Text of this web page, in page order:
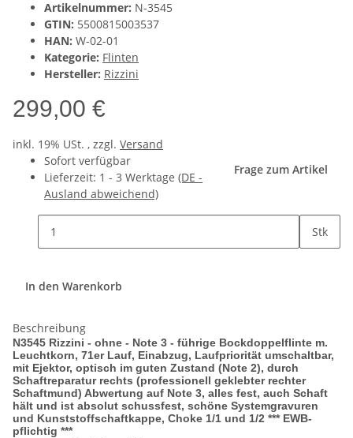
Artikelnummer: N-3545
GTIN: 5500815003537
HAN: W-02-01
Kategorie: Flinten
Hersteller: Rizzini
299,00 €
inkl. 19% USt. , zzgl. Versand
Sofort verfügbar
Lieferzeit: 1 - 3 Werktage (DE -
Ausland abweichend)
Frage zum Artikel
Stk
In den Warenkorb
Beschreibung
N3545 Rizzini - ohne - Note 3 - führige Bockdoppelflinte m.
Leuchtkorn, 71er Lauf, Einabzug, Laufpriorität umschaltbar,
mit Ejektor, optisch im guten Zustand (Note 2), durch
Schaftreparatur rechts (professionell geklebter rechter
Schaftmund) Abwertung auf Note 3, alles fest, auch Schaft
hält und ist absolut schussfest, schöne Systemgravuren
und Kunststoffschaftkappe, Choke 1/1 und 1/2 *** EWB-
pflichtig ***